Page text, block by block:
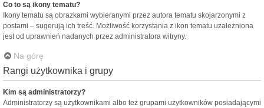
Co to są ikony tematu?
Ikony tematu są obrazkami wybieranymi przez autora tematu skojarzonymi z
postami – sugerują ich treść. Możliwość korzystania z ikon tematu uzależniona
jest od uprawnień nadanych przez administratora witryny.
Na górę
Rangi użytkownika i grupy
Kim są administratorzy?
Administratorzy są użytkownikami albo też grupami użytkowników posiadającymi